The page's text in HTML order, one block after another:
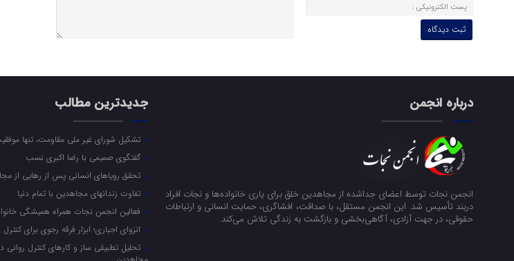
درباره انجمن
انجمن نجات توسط اعضای جداشده از مجاهدین خلق برای یاری خانواده‌ها و نجات افراد
دربند تأسیس شد. این انجمن مستقل، با صداقت، افشاگری، حمایت انسانی و ارتباطات
حقوقی، در جهت آزادی، آگاهی‌بخشی و بازگشت به زندگی تلاش می‌کند.
جدیدترین مطالب
تشکیل شورای غیر ملی مقاومت، تنها
گفتگوی صمیمی با رضا اکبری نسب
تحقق رویاهای انسانی پس از رهایی از
تفاوت زندانهای مجاهدین با تمام دنیا
فعالین انجمن نجات همراه همیشگی
انزوای اجباری؛ ابزار فرقه رجوی برای
تحلیل تطبیقی ساز و کارهای کنترل روانی